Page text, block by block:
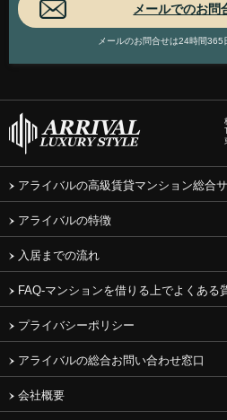
メールのお問合せは24時間365
アライバルの高級賃貸マンション総合
アライバルの特徴
入居までの流れ
FAQ-マンションを借りる上でよくある
プライバシーポリシー
アライバルの総合お問い合わせ窓口
会社概要